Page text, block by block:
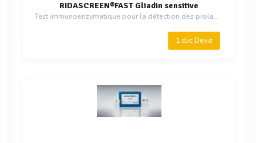
RIDASCREEN®FAST Gliadin sensitive
Test immunoenzymatique pour la détection des prolamin
1 clic Devis